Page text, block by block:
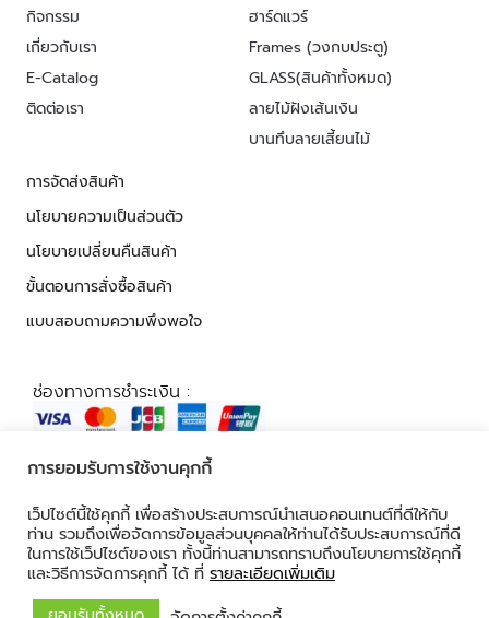
กิจกรรม
เกี่ยวกับเรา
E-Catalog
ติดต่อเรา
ฮาร์ดแวร์
Frames (วงกบประตู)
GLASS(สินค้าทั้งหมด)
ลายไม้ฝังเส้นเงิน
บานทึบลายเสี้ยนไม้
การจัดส่งสินค้า
นโยบายความเป็นส่วนตัว
นโยบายเปลี่ยนคืนสินค้า
ขั้นตอนการสั่งซื้อสินค้า
แบบสอบถามความพึงพอใจ
ช่องทางการชำระเงิน :
© 2026 ALL RIGHTS RESERVED​
การยอมรับการใช้งานคุกกี้
เว็ปไซต์นี้ใช้คุกกี้ เพื่อสร้างประสบการณ์นำเสนอคอนเทนต์ที่ดีให้กับ
ท่าน รวมถึงเพื่อจัดการข้อมูลส่วนบุคคลให้ท่านได้รับประสบการณ์ที่ดี
ในการใช้เว็ปไซต์ของเรา ทั้งนี้ท่านสามารถทราบถึงนโยบายการใช้คุกกี้
และวิธีการจัดการคุกกี้ ได้ ที่ รายละเอียดเพิ่มเติม